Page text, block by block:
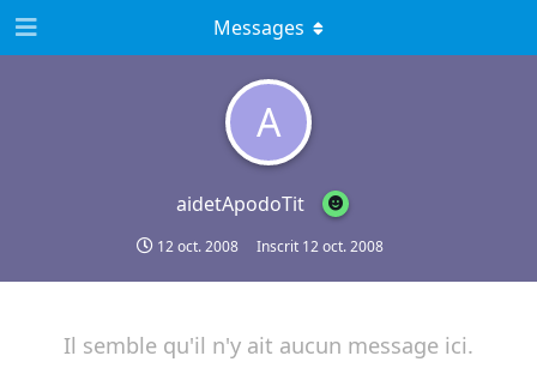
A
aidetApodoTit
12 oct. 2008 Inscrit 12 oct. 2008
Messages
Il semble qu'il n'y ait aucun message ici.